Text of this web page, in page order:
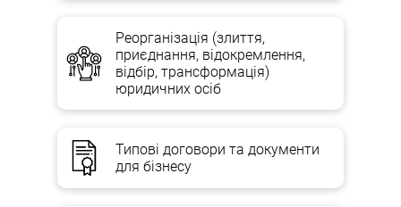
Реорганізація (злиття,
приєднання, відокремлення,
відбір, трансформація)
юридичних осіб
Типові договори та документи
для бізнесу